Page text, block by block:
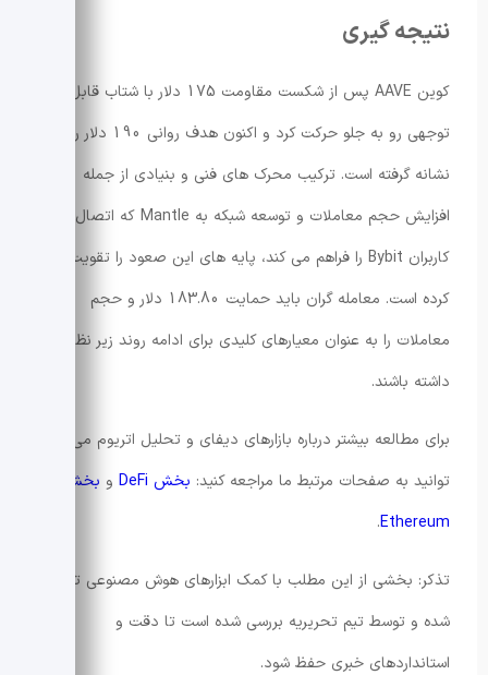
نتیجه گیری
کوین AAVE پس از شکست مقاومت 175 دلار با شتاب قابل
توجهی رو به جلو حرکت کرد و اکنون هدف روانی 190 دلار را
نشانه گرفته است. ترکیب محرک های فنی و بنیادی از جمله
افزایش حجم معاملات و توسعه شبکه به Mantle که اتصال به
کاربران Bybit را فراهم می کند، پایه های این صعود را تقویت
کرده است. معامله گران باید حمایت 183.80 دلار و حجم
معاملات را به عنوان معیارهای کلیدی برای ادامه روند زیر نظر
داشته باشند.
برای مطالعه بیشتر درباره بازارهای دیفای و تحلیل اتریوم می
توانید به صفحات مرتبط ما مراجعه کنید: بخش DeFi و بخش
Ethereum
.
تذکر: بخشی از این مطلب با کمک ابزارهای هوش مصنوعی تولید
شده و توسط تیم تحریریه بررسی شده است تا دقت و
استانداردهای خبری حفظ شود.